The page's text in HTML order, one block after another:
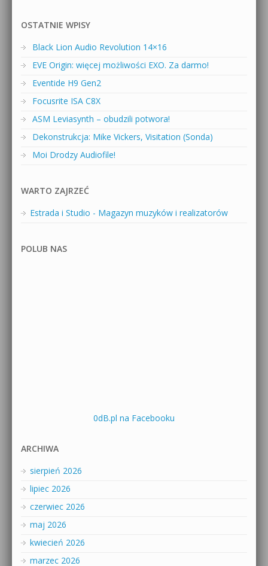
OSTATNIE WPISY
Black Lion Audio Revolution 14×16
EVE Origin: więcej możliwości EXO. Za darmo!
Eventide H9 Gen2
Focusrite ISA C8X
ASM Leviasynth – obudzili potwora!
Dekonstrukcja: Mike Vickers, Visitation (Sonda)
Moi Drodzy Audiofile!
WARTO ZAJRZEĆ
Estrada i Studio - Magazyn muzyków i realizatorów
POLUB NAS
0dB.pl na Facebooku
ARCHIWA
sierpień 2026
lipiec 2026
czerwiec 2026
maj 2026
kwiecień 2026
marzec 2026